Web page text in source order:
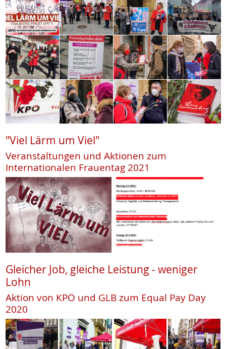
"Viel Lärm um Viel"
Veranstaltungen und Aktionen zum
Internationalen Frauentag 2021
Gleicher Job, gleiche Leistung - weniger
Lohn
Aktion von KPÖ und GLB zum Equal Pay Day
2020